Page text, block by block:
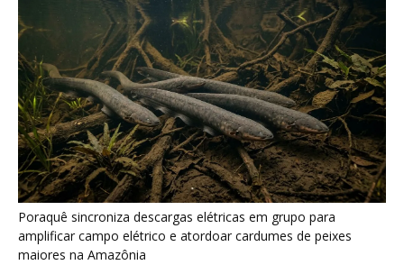
Poraquê sincroniza descargas elétricas em grupo para
amplificar campo elétrico e atordoar cardumes de peixes
maiores na Amazônia